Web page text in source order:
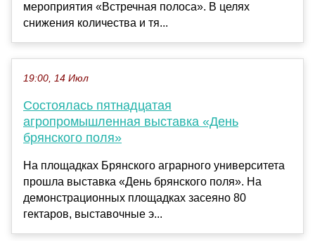
мероприятия «Встречная полоса». В целях
снижения количества и тя...
19:00, 14 Июл
Состоялась пятнадцатая
агропромышленная выставка «День
брянского поля»
На площадках Брянского аграрного университета
прошла выставка «День брянского поля». На
демонстрационных площадках засеяно 80
гектаров, выставочные э...